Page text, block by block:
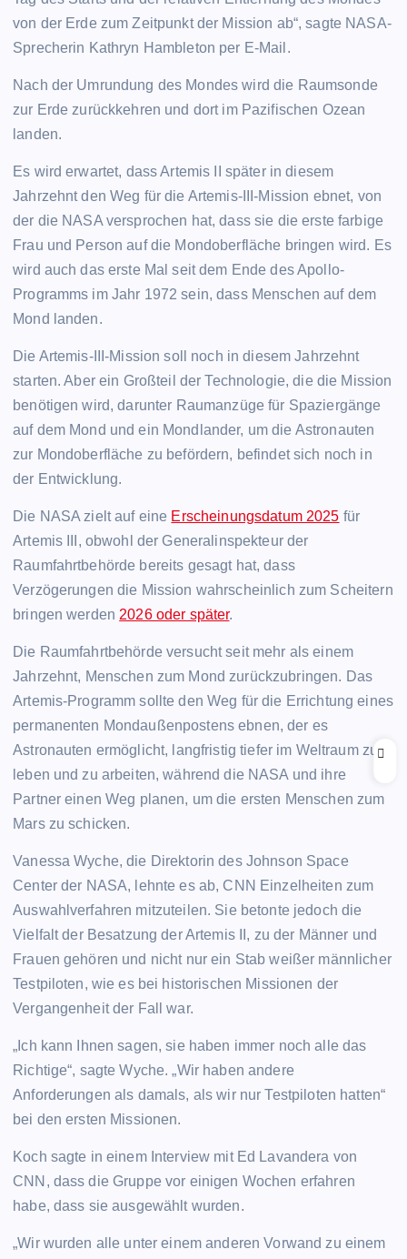
von der Erde zum Zeitpunkt der Mission ab“, sagte NASA-
Sprecherin Kathryn Hambleton per E-Mail.
Nach der Umrundung des Mondes wird die Raumsonde
zur Erde zurückkehren und dort im Pazifischen Ozean
landen.
Es wird erwartet, dass Artemis II später in diesem
Jahrzehnt den Weg für die Artemis-III-Mission ebnet, von
der die NASA versprochen hat, dass sie die erste farbige
Frau und Person auf die Mondoberfläche bringen wird. Es
wird auch das erste Mal seit dem Ende des Apollo-
Programms im Jahr 1972 sein, dass Menschen auf dem
Mond landen.
Die Artemis-III-Mission soll noch in diesem Jahrzehnt
starten. Aber ein Großteil der Technologie, die die Mission
benötigen wird, darunter Raumanzüge für Spaziergänge
auf dem Mond und ein Mondlander, um die Astronauten
zur Mondoberfläche zu befördern, befindet sich noch in
der Entwicklung.
Die NASA zielt auf eine Erscheinungsdatum 2025 für
Artemis III, obwohl der Generalinspekteur der
Raumfahrtbehörde bereits gesagt hat, dass
Verzögerungen die Mission wahrscheinlich zum Scheitern
bringen werden 2026 oder später.
Die Raumfahrtbehörde versucht seit mehr als einem
Jahrzehnt, Menschen zum Mond zurückzubringen. Das
Artemis-Programm sollte den Weg für die Errichtung eines
permanenten Mondaußenpostens ebnen, der es
Astronauten ermöglicht, langfristig tiefer im Weltraum zu
leben und zu arbeiten, während die NASA und ihre
Partner einen Weg planen, um die ersten Menschen zum
Mars zu schicken.
Vanessa Wyche, die Direktorin des Johnson Space
Center der NASA, lehnte es ab, CNN Einzelheiten zum
Auswahlverfahren mitzuteilen. Sie betonte jedoch die
Vielfalt der Besatzung der Artemis II, zu der Männer und
Frauen gehören und nicht nur ein Stab weißer männlicher
Testpiloten, wie es bei historischen Missionen der
Vergangenheit der Fall war.
„Ich kann Ihnen sagen, sie haben immer noch alle das
Richtige“, sagte Wyche. „Wir haben andere
Anforderungen als damals, als wir nur Testpiloten hatten“
bei den ersten Missionen.
Koch sagte in einem Interview mit Ed Lavandera von
CNN, dass die Gruppe vor einigen Wochen erfahren
habe, dass sie ausgewählt wurden.
„Wir wurden alle unter einem anderen Vorwand zu einem